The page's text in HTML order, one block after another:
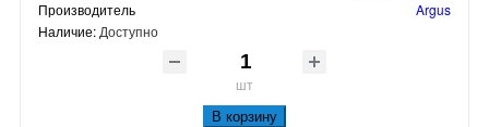
Производитель
Argus
Наличие: Доступно
шт
В корзину